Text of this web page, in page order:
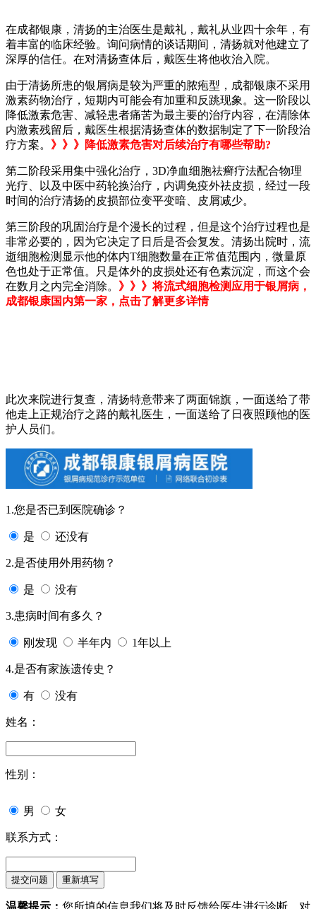
在成都银康，清扬的主治医生是戴礼，戴礼从业四十余年，有
着丰富的临床经验。询问病情的谈话期间，清扬就对他建立了
深厚的信任。在对清扬查体后，戴医生将他收治入院。
由于清扬所患的银屑病是较为严重的脓疱型，成都银康不采用
激素药物治疗，短期内可能会有加重和反跳现象。这一阶段以
降低激素危害、减轻患者痛苦为最主要的治疗内容，在清除体
内激素残留后，戴医生根据清扬查体的数据制定了下一阶段治
疗方案。 》》》降低激素危害对后续治疗有哪些帮助?
第二阶段采用集中强化治疗，3D净血细胞祛癣疗法配合物理
光疗、以及中医中药轮换治疗，内调免疫外祛皮损，经过一段
时间的治疗清扬的皮损部位变平变暗、皮屑减少。
第三阶段的巩固治疗是个漫长的过程，但是这个治疗过程也是
非常必要的，因为它决定了日后是否会复发。清扬出院时，流
逝细胞检测显示他的体内T细胞数量在正常值范围内，微量原
色也处于正常值。只是体外的皮损处还有色素沉淀，而这个会
在数月之内完全消除。 》》》将流式细胞检测应用于银屑病，
成都银康国内第一家，点击了解更多详情
此次来院进行复查，清扬特意带来了两面锦旗，一面送给了带
他走上正规治疗之路的戴礼医生，一面送给了日夜照顾他的医
护人员们。
1.您是否已到医院确诊？
是 还没有
2.是否使用外用药物？
是 没有
3.患病时间有多久？
刚发现 半年内 1年以上
4.是否有家族遗传史？
有 没有
姓名：
性别：
男 女
联系方式：
温馨提示： 您所填的信息我们将及时反馈给医生进行诊断，对